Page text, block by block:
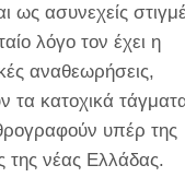
ως ασυνεχείς
λόγο τον έχει η
αναθεωρήσεις,
τα κατοχικά
υπέρ της
νέας Ελλάδας.